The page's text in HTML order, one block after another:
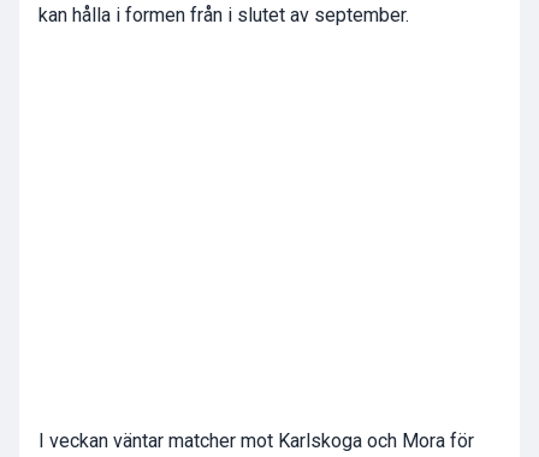
kan hålla i formen från i slutet av september.
I veckan väntar matcher mot Karlskoga och Mora för